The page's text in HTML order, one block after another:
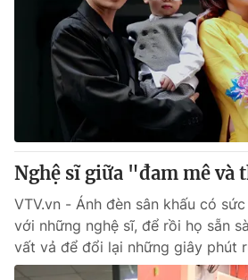
VTV Sức khoẻ Bất
Thị trường 24h Tấm
Vươn
VTV9 VTV8
Liên hệ tòa soạn
Nghệ sĩ giữa "đam mê và
VTV.vn - Ánh đèn sân khấu có
với những nghệ sĩ, để rồi họ sẵn
vất vả để đổi lại những giây phút